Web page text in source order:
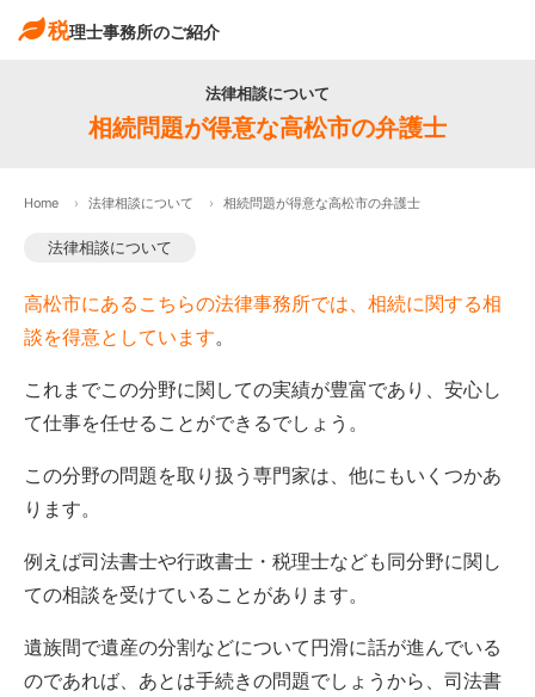
税理士事務所のご紹介
法律相談について
相続問題が得意な高松市の弁護士
Home 法律相談について 相続問題が得意な高松市の弁護士
法律相談について
高松市にあるこちらの法律事務所では、相続に関する相
談を得意としています。
これまでこの分野に関しての実績が豊富であり、安心し
て仕事を任せることができるでしょう。
この分野の問題を取り扱う専門家は、他にもいくつかあ
ります。
例えば司法書士や行政書士・税理士なども同分野に関し
ての相談を受けていることがあります。
遺族間で遺産の分割などについて円滑に話が進んでいる
のであれば、あとは手続きの問題でしょうから、司法書